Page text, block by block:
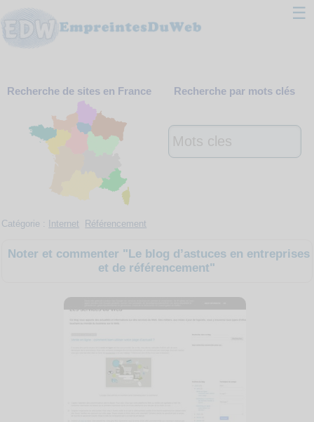
☰
Webmaster
Contact
Support
Recherche de sites en France Recherche par mots clés
Catégorie : Internet Référencement
Noter et commenter "Le blog d’astuces en entreprises
et de référencement"